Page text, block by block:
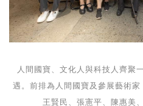
人間國寶、文化人與科技人齊聚
遇。前排為人間國寶及參展藝術家
王賢民、張憲平、陳惠美